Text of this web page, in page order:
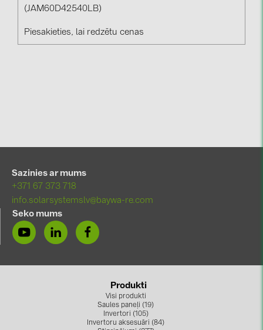
(JAM60D42540LB)
Piesakieties, lai redzētu cenas
Sazinies ar mums
+371 67 373 718
info.solarsystemslv@baywa-re.com
Seko mums
Produkti
Visi produkti
Saules paneļi (19)
Invertori (105)
Invertoru aksesuāri (84)